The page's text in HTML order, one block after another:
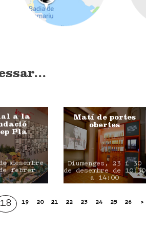
a la
Pla
desembre
febrer
Matí de portes
obertes
Diumenges, 23 i 30
de desembre de 10:30
a 14:00
18 19 20 21 22 23 24 25 26 >